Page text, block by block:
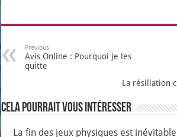
Previous
Avis Online : Pourquoi je les
quitte
La résiliation
Cela pourrait vous intéresser
La fin des jeux physiques est